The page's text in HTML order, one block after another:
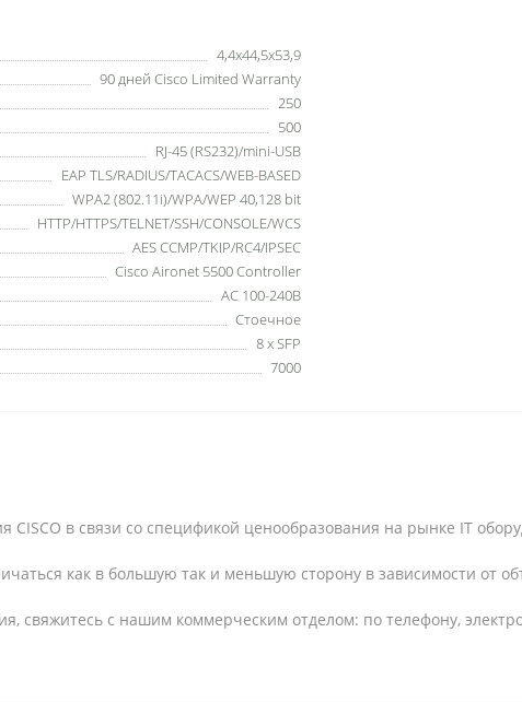
4,4х44,5х53,9
90 дней Cisco Limited Warranty
250
500
RJ-45 (RS232)/mini-USB
EAP TLS/RADIUS/TACACS/WEB-BASED
WPA2 (802.11i)/WPA/WEP 40,128 bit
HTTP/HTTPS/TELNET/SSH/CONSOLE/WCS
AES CCMP/TKIP/RC4/IPSEC
Cisco Aironet 5500 Controller
AC 100-240В
Стоечное
8 x SFP
7000
в связи со спецификой ценообразования на рынке IT
как в большую так и меньшую сторону в зависимости от
свяжитесь с нашим коммерческим отделом: по телефону,